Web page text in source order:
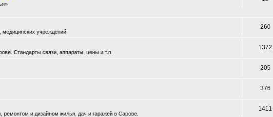
медицинских учреждений
260
Стандарты связи, аппараты, цены и т.п.
1372
205
376
и дизайном жилья, дач и гаражей в Сарове.
1411